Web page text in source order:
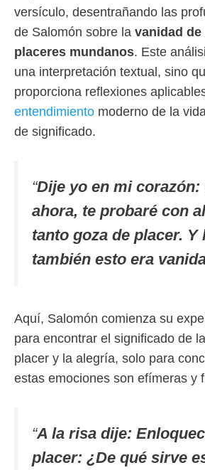
versículo, desentrañando las
de Salomón sobre la vanidad
placeres mundanos. Este
una interpretación textual, sino
proporciona reflexiones
entendimiento moderno de la
de significado.
“Dije yo en mi corazón:
ahora, te probaré con
tanto goza de placer. Y
también esto era
Aquí, Salomón comienza su
para encontrar el significado de
placer y la alegría, solo para
estas emociones son efímeras y
“A la risa dije:
placer: ¿De qué sirve